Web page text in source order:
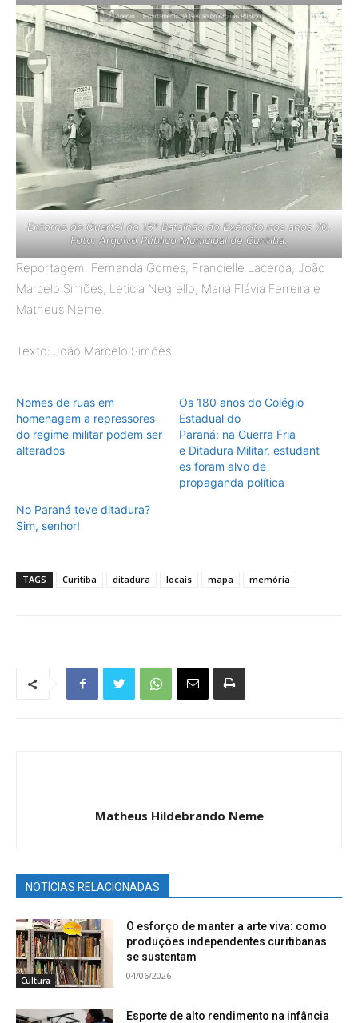
Entorno do Quartel do 15º Batalhão do Exército nos anos 70.
Foto: Arquivo Público Municipal de Curitiba.
Reportagem: Fernanda Gomes, Francielle Lacerda, João
Marcelo Simões, Leticia Negrello, Maria Flávia Ferreira e
Matheus Neme.
Texto: João Marcelo Simões.
Nomes de ruas em
homenagem a repressores
do regime militar podem ser
alterados
Os 180 anos do Colégio
Estadual do
Paraná: na Guerra Fria
e Ditadura Militar, estudant
es foram alvo de
propaganda política
No Paraná teve ditadura?
Sim, senhor!
TAGS Curitiba ditadura locais mapa memória
Matheus Hildebrando Neme
NOTÍCIAS RELACIONADAS
Cultura
O esforço de manter a arte viva: como
produções independentes curitibanas
se sustentam
04/06/2026
Esporte de alto rendimento na infância